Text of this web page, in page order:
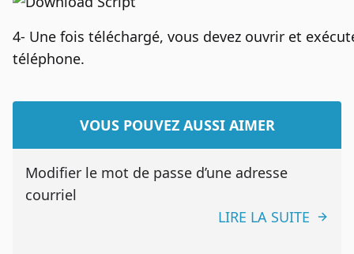
4- Une fois téléchargé, vous devez ouvrir et
téléphone.
VOUS POUVEZ AUSSI AIMER
Modifier le mot de passe d’une adresse
courriel
LIRE LA SUITE